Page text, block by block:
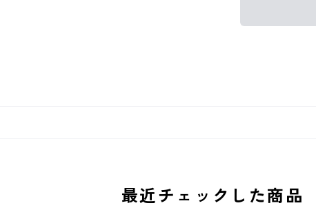
最近チェックした商品